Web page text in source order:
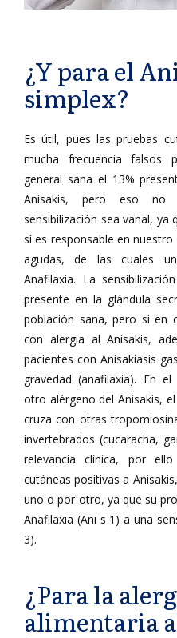
¿Y para el
simplex?
Es útil, pues las pruebas
mucha frecuencia falsos
general sana el 13%
Anisakis, pero eso no
sensibilización sea vanal, ya
sí es responsable en
agudas, de las cuales
Anafilaxia. La
presente en la glándula
población sana, pero si en
con alergia al Anisakis,
pacientes con Anisakiasis
gravedad (anafilaxia). En
otro alérgeno del Anisakis,
cruza con otras
invertebrados (cucaracha,
relevancia clínica, por
cutáneas positivas a
uno o por otro, ya que su
Anafilaxia (Ani s 1) a una
3).
¿Para la
alimentaria